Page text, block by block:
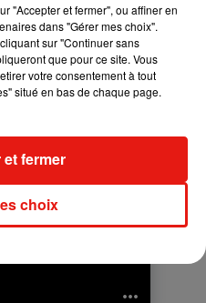
"Accepter et fermer", ou affiner en
dans "Gérer mes choix".
sur "Continuer sans
que pour ce site. Vous
votre consentement à tout
situé en bas de chaque page.
choix
fermer